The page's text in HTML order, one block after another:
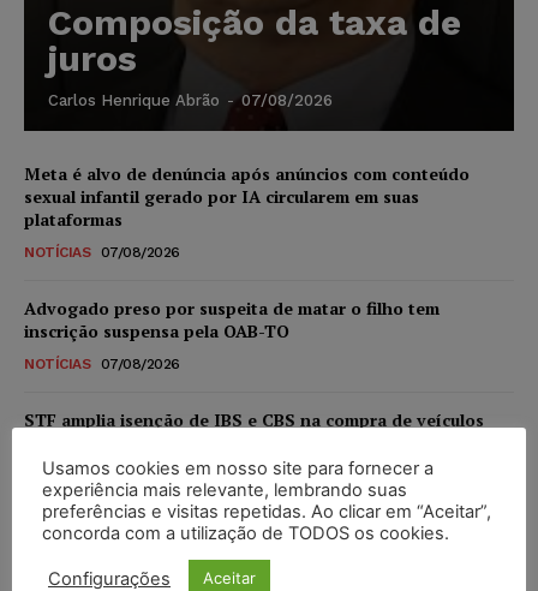
Composição da taxa de
juros
Carlos Henrique Abrão - 07/08/2026
Meta é alvo de denúncia após anúncios com conteúdo
sexual infantil gerado por IA circularem em suas
plataformas
NOTÍCIAS 07/08/2026
Advogado preso por suspeita de matar o filho tem
inscrição suspensa pela OAB-TO
NOTÍCIAS 07/08/2026
STF amplia isenção de IBS e CBS na compra de veículos
níveis
DIREITO TRIBUTÁRIO 07/08/2026
Justiça do Trabalho mantém justa causa de empregado que
vendia canetas emagrecedoras no local de trabalho
Usamos cookies em nosso site para fornecer a
experiência mais relevante, lembrando suas
preferências e visitas repetidas. Ao clicar em “Aceitar”,
concorda com a utilização de TODOS os cookies.
Configurações Aceitar